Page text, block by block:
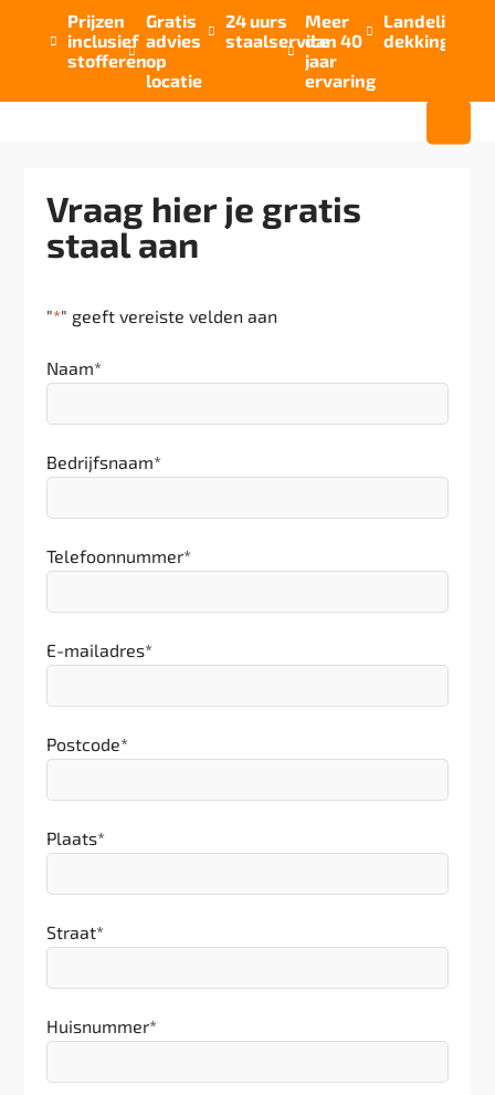

Prijzen
inclusief
stofferen

Gratis
advies
op
locatie

24 uurs
staalservice

Meer
dan 40
jaar
ervaring

Landelijke
dekking
Vraag hier je gratis
staal aan
"*" geeft vereiste velden aan
Naam*
Bedrijfsnaam*
Telefoonnummer*
E-mailadres*
Postcode*
Plaats*
Straat*
Huisnummer*